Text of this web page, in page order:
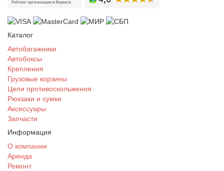
Каталог
Автобагажники
Автобоксы
Крепления
Грузовые корзины
Цепи противоскольжения
Рюкзаки и сумки
Аксессуары
Запчасти
Информация
О компании
Аренда
Ремонт